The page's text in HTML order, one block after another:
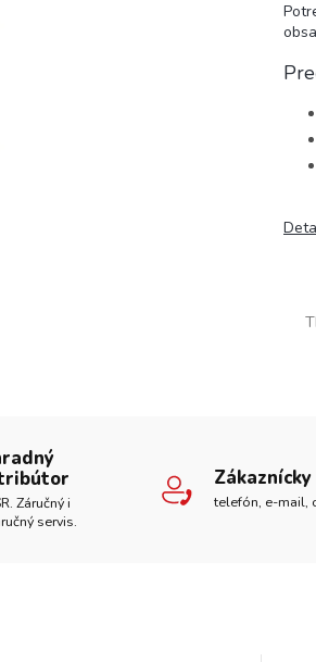
Záručný i
servis.
telefón, e-mail,